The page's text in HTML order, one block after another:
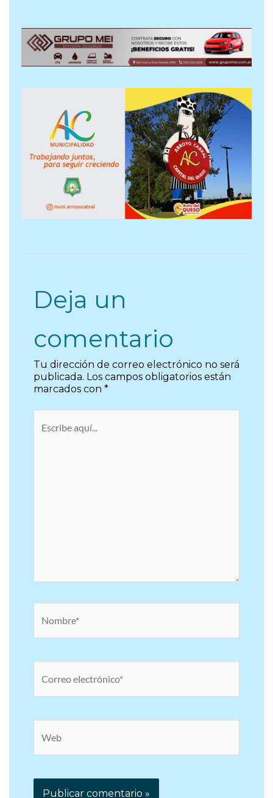
Deja un
comentario
Tu dirección de correo electrónico no será
publicada. Los campos obligatorios están
marcados con *
electrónico*